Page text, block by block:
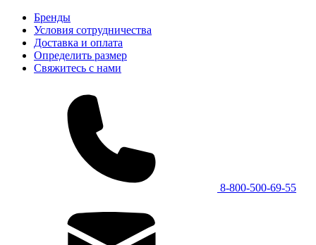
Бренды
Условия сотрудничества
Доставка и оплата
Определить размер
Свяжитесь с нами
8-800-500-69-55